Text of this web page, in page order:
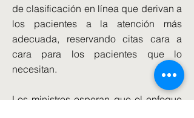
de clasificación en línea que derivan a
los pacientes a la atención más
adecuada, reservando citas cara a
cara para los pacientes que lo
necesitan.
Los ministros esperan que el enfoque